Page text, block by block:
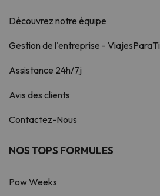
Découvrez notre équipe
Gestion de l'entreprise - ViajesParaTi
Assistance 24h/7j
Avis des clients
Contactez-Nous
NOS TOPS FORMULES
Pow Weeks